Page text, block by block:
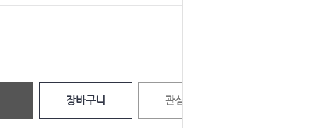
장바구니 관심상품